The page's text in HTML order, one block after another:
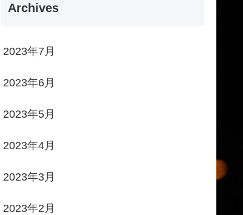
Archives
2023年7月
2023年6月
2023年5月
2023年4月
2023年3月
2023年2月